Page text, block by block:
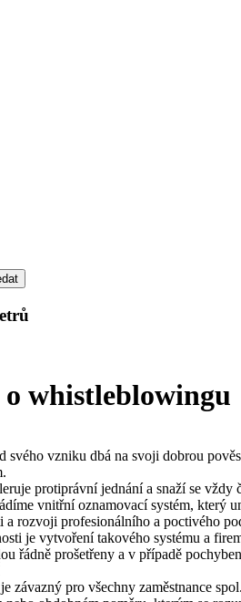
whistleblowingu
svého vzniku dbá na svoji dobrou
protiprávní jednání a snaží se
vnitřní oznamovací systém, který
a rozvoji profesionálního a poctivého
je vytvoření takového systému a
řádně prošetřeny a v případě
závazný pro všechny zaměstnance